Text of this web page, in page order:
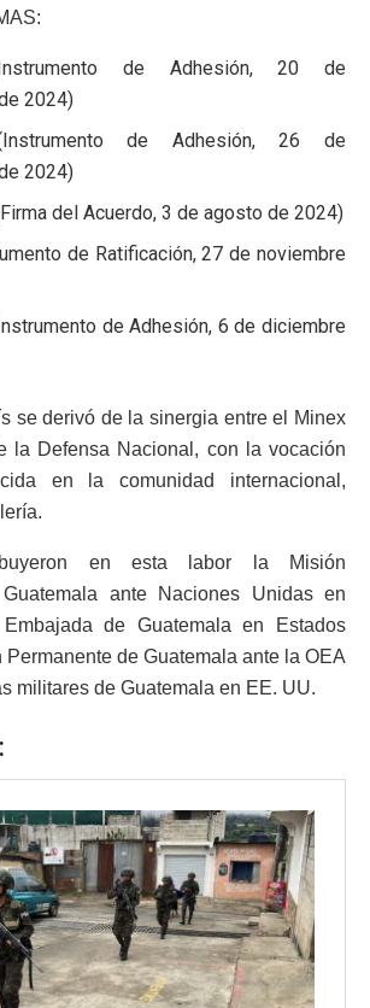
de Adhesión, 20 de
2024)
de Adhesión, 26 de
2024)
del Acuerdo, 3 de agosto de 2024)
de Ratificación, 27 de noviembre
de Adhesión, 6 de diciembre
se derivó de la sinergia entre el Minex
la Defensa Nacional, con la vocación
en la comunidad internacional,
en esta labor la Misión
ante Naciones Unidas en
de Guatemala en Estados
de Guatemala ante la OEA
militares de Guatemala en EE. UU.